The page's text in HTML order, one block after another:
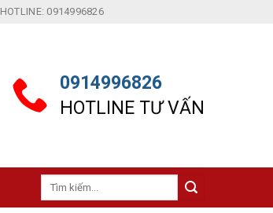
HOTLINE: 0914996826
0914996826
HOTLINE TƯ VẤN
Tìm